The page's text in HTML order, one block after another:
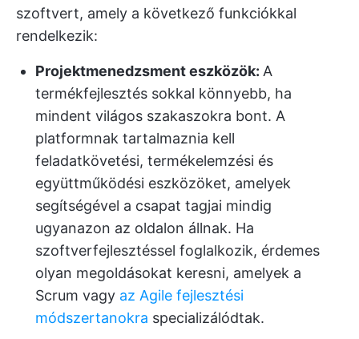
szoftvert, amely a következő funkciókkal
rendelkezik:
Projektmenedzsment eszközök: A
termékfejlesztés sokkal könnyebb, ha
mindent világos szakaszokra bont. A
platformnak tartalmaznia kell
feladatkövetési, termékelemzési és
együttműködési eszközöket, amelyek
segítségével a csapat tagjai mindig
ugyanazon az oldalon állnak. Ha
szoftverfejlesztéssel foglalkozik, érdemes
olyan megoldásokat keresni, amelyek a
Scrum vagy az Agile fejlesztési
módszertanokra specializálódtak.